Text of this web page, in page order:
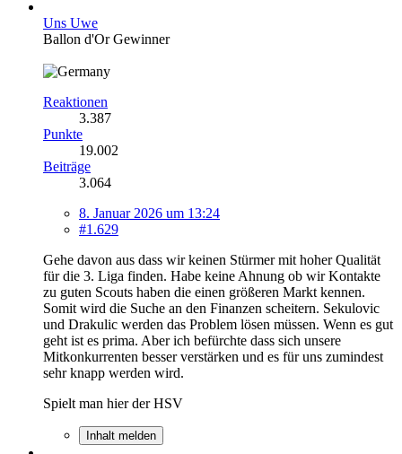
Uns Uwe
Ballon d'Or Gewinner
Reaktionen
3.387
Punkte
19.002
Beiträge
3.064
8. Januar 2026 um 13:24
#1.629
Gehe davon aus dass wir keinen Stürmer mit hoher Qualität
für die 3. Liga finden. Habe keine Ahnung ob wir Kontakte
zu guten Scouts haben die einen größeren Markt kennen.
Somit wird die Suche an den Finanzen scheitern. Sekulovic
und Drakulic werden das Problem lösen müssen. Wenn es gut
geht ist es prima. Aber ich befürchte dass sich unsere
Mitkonkurrenten besser verstärken und es für uns zumindest
sehr knapp werden wird.
Spielt man hier der HSV
Inhalt melden